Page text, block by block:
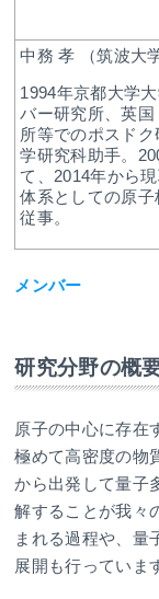
中務 孝 （筑波大
1994年京都大学
バー研究所、英
所等でのポスド
学研究科助手。
て、2014年から
体系としての原
従事。
メンバー
研究分野の概
原子の中心に存在
極めて高密度の物
から出発して量子
解することが我々
まれる過程や、量
展開も行っていま